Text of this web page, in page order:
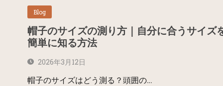
Blog
帽子のサイズの測り方｜自分に合うサイズ
簡単に知る方法
2026年3月12日
帽子のサイズはどう測る？頭囲の…